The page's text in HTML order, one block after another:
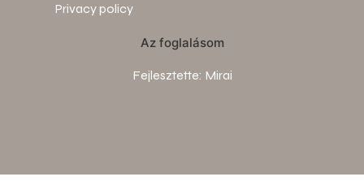
Privacy policy
Az foglalásom
Fejlesztette: Mirai